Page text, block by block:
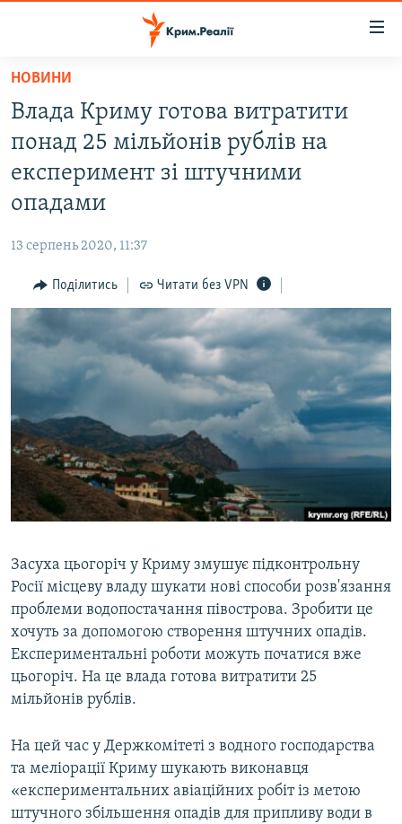
Перейти
основного
матеріалу
до
основної
Перейти
пошуку
ВОДА.КРИМ
ПОГЛЯД
ІНТЕРВ'Ю
ВСЕ ЗА ДЕНЬ
СПЕЦПРОЕКТИ
ДЕПОРТАЦІЯ
ВІДЕОУРОКИ «ELIFBE»
СВІДЧЕННЯ ОКУПАЦІЇ
УКРАЇНСЬКА ПРОБЛЕМА КРИМУ
ІНФОГРАФІКА
ЯК ОБІЙТИ БЛОКУВАННЯ
Русский
Qırımtatar
ДОЛУЧАЙСЯ!
Усі сайти RFE/RL
НОВИНИ
Влада Криму готова витратити
понад 25 мільйонів рублів на
експеримент зі штучними
опадами
13 серпень 2020, 11:37
Поділитись Читати без VPN
Засуха цьогоріч у Криму змушує підконтрольну
Росії місцеву владу шукати нові способи розв'язання
проблеми водопостачання півострова. Зробити це
хочуть за допомогою створення штучних опадів.
Експериментальні роботи можуть початися вже
цьогоріч. На це влада готова витратити 25
мільйонів рублів.
На цей час у Держкомітеті з водного господарства
та меліорації Криму шукають виконавця
«експериментальних авіаційних робіт із метою
штучного збільшення опадів для припливу води в